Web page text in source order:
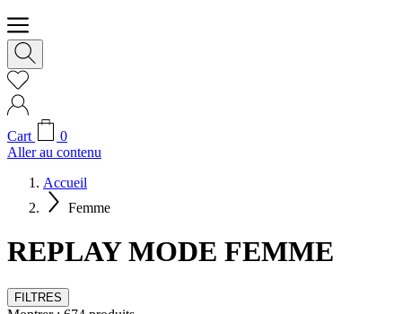
Cart
0
Aller au contenu
Accueil
Femme
REPLAY MODE FEMME
FILTRES